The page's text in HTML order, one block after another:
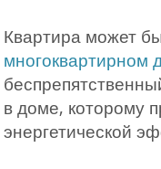
Квартира может
многоквартирном
в доме, которому
энергетической